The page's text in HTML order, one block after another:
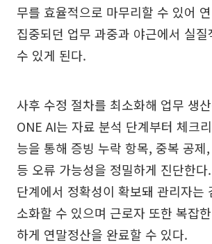
무를 효율적으로 마무리할 수 있어
집중되던 업무 과중과 야근에서 실
수 있게 된다.
사후 수정 절차를 최소화해 업무 생
ONE AI는 자료 분석 단계부터 체크
능을 통해 증빙 누락 항목, 중복 공제
등 오류 가능성을 정밀하게 진단한
단계에서 정확성이 확보돼 관리자는
소화할 수 있으며 근로자 또한 복잡
하게 연말정산을 완료할 수 있다.